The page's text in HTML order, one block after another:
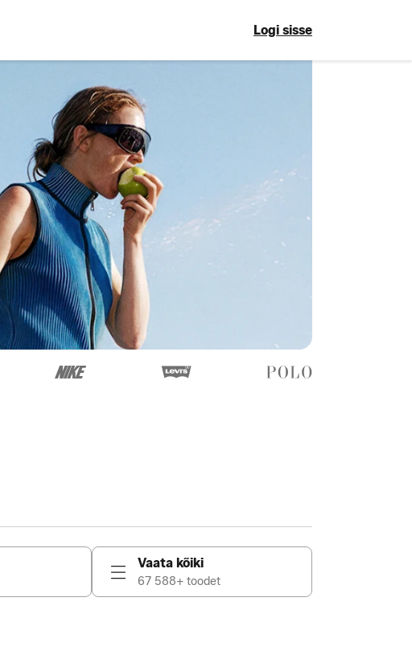
Logi sisse
Vaata kõiki
67 588+ toodet